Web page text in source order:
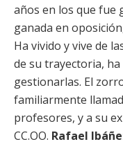
años en los que fue
ganada en
Ha vivido y vive de
de su trayectoria,
gestionarlas. El
familiarmente
profesores, y a su
CC.OO. Rafael